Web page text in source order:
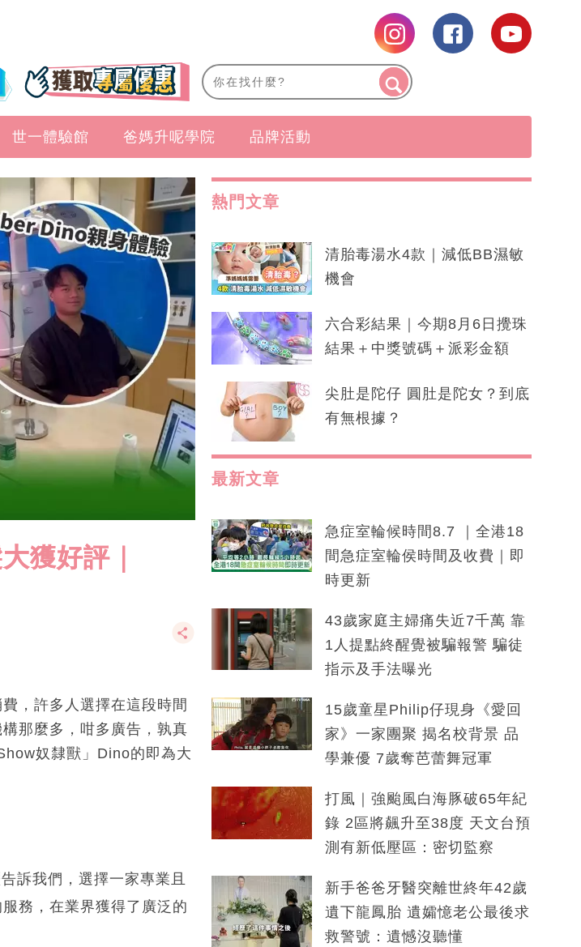
世一體驗館 爸媽升呢學院 品牌活動
獲好評｜
，許多人選擇在這段時間
那麼多，咁多廣告，孰真
奴隸獸」Dino的即為大
訴我們，選擇一家專業且
務，在業界獲得了廣泛的
熱門文章
清胎毒湯水4款｜減低BB濕敏
機會
六合彩結果｜今期8月6日攪珠
結果＋中獎號碼＋派彩金額
尖肚是陀仔 圓肚是陀女？到底
有無根據？
最新文章
急症室輪候時間8.7 ｜全港18
間急症室輪侯時間及收費｜即
時更新
43歲家庭主婦痛失近7千萬 靠
1人提點終醒覺被騙報警 騙徒
指示及手法曝光
15歲童星Philip仔現身《愛回
家》一家團聚 揭名校背景 品
學兼優 7歲奪芭蕾舞冠軍
打風｜強颱風白海豚破65年紀
錄 2區將飆升至38度 天文台預
測有新低壓區：密切監察
新手爸爸牙醫突離世終年42歲
遺下龍鳳胎 遺孀憶老公最後求
救警號：遺憾沒聽懂